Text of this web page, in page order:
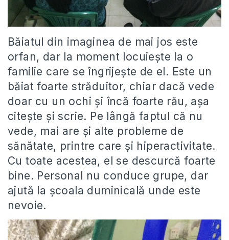
Băiatul din imaginea de mai jos este
orfan, dar la moment locuiește la o
familie care se îngrijește de el. Este un
băiat foarte străduitor, chiar dacă vede
doar cu un ochi și încă foarte rău, așa
citește și scrie. Pe lângă faptul că nu
vede, mai are și alte probleme de
sănătate, printre care și hiperactivitate.
Cu toate acestea, el se descurcă foarte
bine. Personal nu conduce grupe, dar
ajută la școala duminicală unde este
nevoie.